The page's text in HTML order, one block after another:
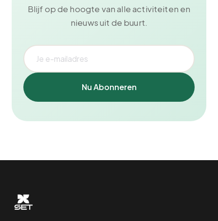
Blijf op de hoogte van alle activiteiten en
nieuws uit de buurt.
Nu Abonneren